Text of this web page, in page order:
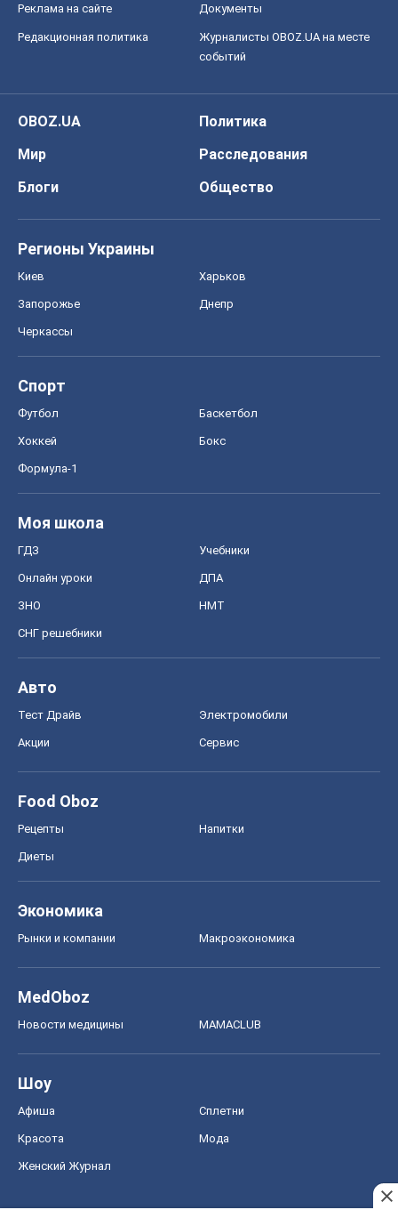
Реклама на сайте Документы
Редакционная политика
Журналисты OBOZ.UA на месте
событий
OBOZ.UA
Политика
Мир
Расследования
Блоги
Общество
Регионы Украины
Киев Харьков
Запорожье Днепр
Черкассы
Спорт
Футбол Баскетбол
Хоккей Бокс
Формула-1
Моя школа
ГДЗ Учебники
Онлайн уроки ДПА
ЗНО НМТ
СНГ решебники
Авто
Тест Драйв Электромобили
Акции Сервис
Food Oboz
Рецепты Напитки
Диеты
Экономика
Рынки и компании Mакроэкономика
MedOboz
Новости медицины MAMACLUB
Шоу
Афиша Сплетни
Красота Мода
Женский Журнал